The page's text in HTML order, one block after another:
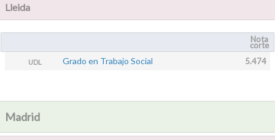
Lleida
Nota
corte
UDL Grado en Trabajo Social 5.474
Madrid